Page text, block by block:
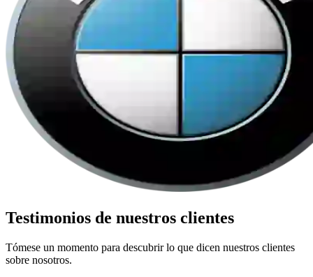
Testimonios de nuestros clientes
Tómese un momento para descubrir lo que dicen nuestros clientes
sobre nosotros.